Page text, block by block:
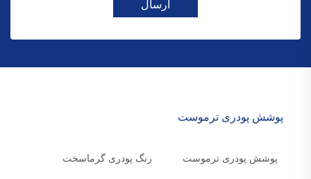
ارسال
پوشش پودری ترموست
پوشش پودری ترموست رنگ پودری گرماسخت